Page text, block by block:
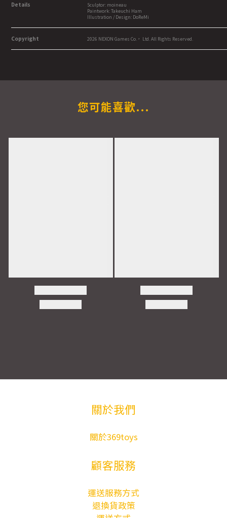
Details
Sculptor: moineau
Paintwork: Takeuchi Ham
Illustration / Design: DoReMi
Copyright 2026 NEXON Games Co.， Ltd. All Rights Reserved.
您可能喜歡...
關於我們
關於369toys
顧客服務
運送服務方式
退換貨政策